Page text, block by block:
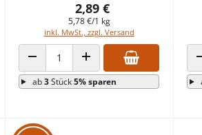
2,89 €
5,78 €/1 kg
inkl. MwSt., zzgl. Versand
ANZAHL VERRINGERNANZAHL ERHÖHEN
ab3Stück5% sparen